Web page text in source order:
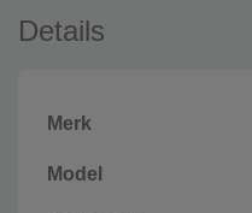
Details
Merk
Model